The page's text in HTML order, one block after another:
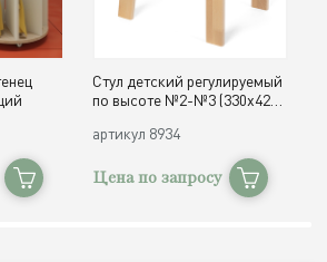
Стул детский регулируемый
по высоте №2-№3 (330х420,
артикул 8934
Цена по запросу